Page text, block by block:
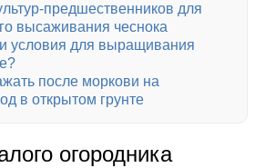
предшественников для
высаживания чеснока
условия для выращивания
после моркови на
в открытом грунте
огородника